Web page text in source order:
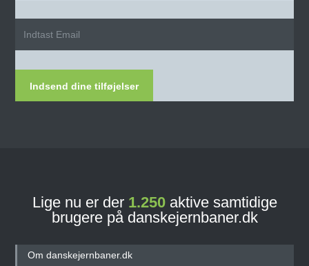
Indsend dine tilføjelser
Lige nu er der 1.250aktive samtidige
brugere på danskejernbaner.dk
Om danskejernbaner.dk